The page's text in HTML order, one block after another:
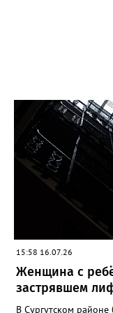
приезда МЧС. Итог —
полотна. Площадь
Специалисты
объединяет одна
неисправность
электропроводки,
огнетушителя в
Спасатели
пожарной
www.pinterest.com
15:58 16.07.26
Женщина с
застрявшем
В Сургутском районе